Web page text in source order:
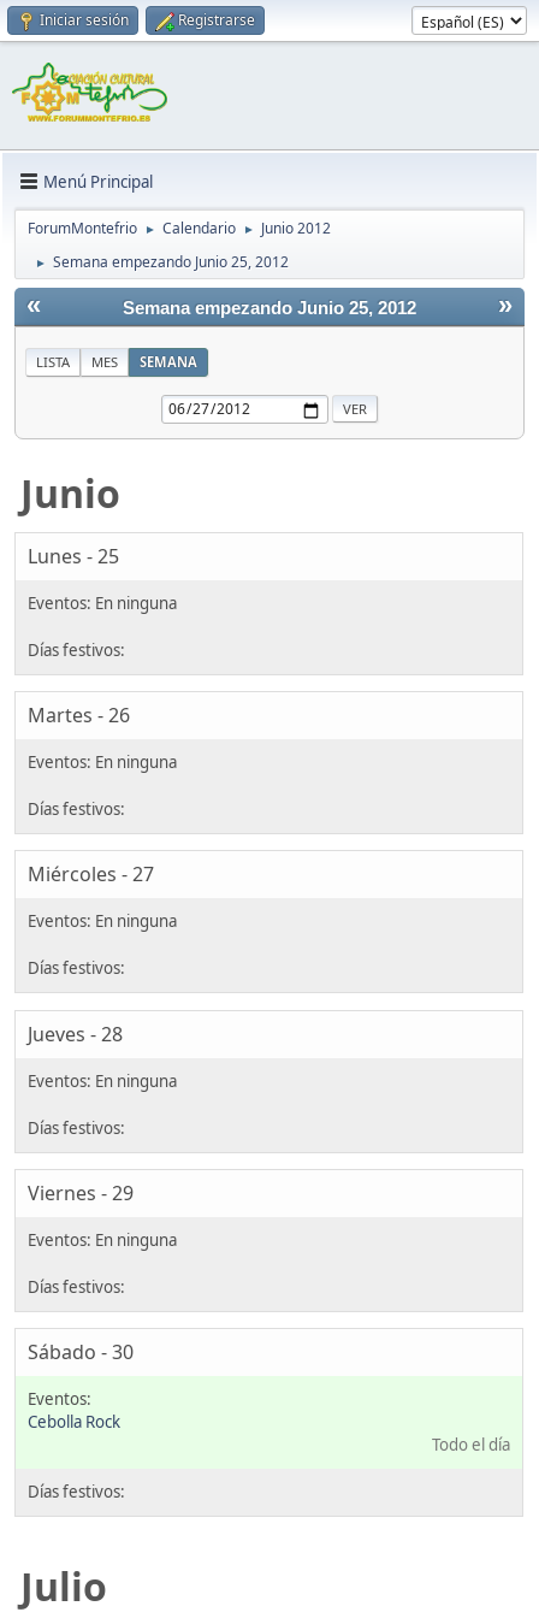
Iniciar sesión Registrarse
Menú Principal
ForumMontefrio ► Calendario ► Junio 2012
► Semana empezando Junio 25, 2012
« »
Semana empezando Junio 25, 2012
LISTA MES SEMANA
Junio
Lunes - 25
Martes - 26
Miércoles - 27
Jueves - 28
Viernes - 29
Sábado - 30
Cebolla Rock
Todo el día
Julio